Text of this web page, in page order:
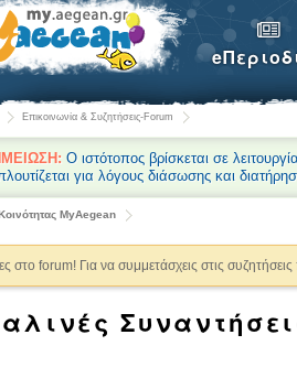
Επικοινωνία & Συζητήσεις-Forum
Ο ιστότοπος βρίσκεται σε
για λόγους διάσωσης και
MyAegean
στο forum! Για να συμμετάσχεις στις